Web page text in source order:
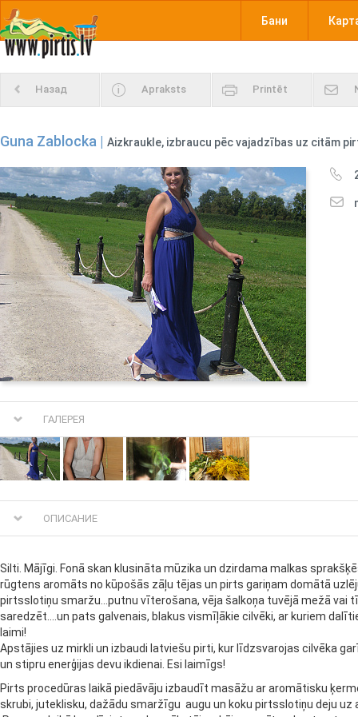
Бани
Назад Apraksts Printēt
Guna Zablocka | Aizkraukle, izbraucu pēc vajadzības uz citām
ГАЛЕРЕЯ
ОПИСАНИЕ
Silti. Mājīgi. Fonā skan klusināta mūzika un dzirdama malkas
rūgtens aromāts no kūpošās zāļu tējas un pirts gariņam domātā
pirtsslotiņu smaržu...putnu vīterošana, vēja šalkoņa tuvējā mežā vai
saredzēt....un pats galvenais, blakus vismīļākie cilvēki, ar kuriem
laimi!
Apstājies uz mirkli un izbaudi latviešu pirti, kur līdzsvarojas cilvēka
un stipru enerģijas devu ikdienai. Esi laimīgs!
Pirts procedūras laikā piedāvāju izbaudīt masāžu ar aromātisku
skrubi, juteklisku, dažādu smaržīgu augu un koku pirtsslotiņu deju uz